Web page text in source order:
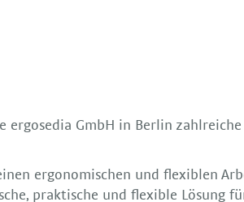
GmbH in Berlin
ergonomischen und flexiblen
praktische und flexible Lösung